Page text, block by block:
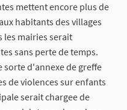
mettent encore plus de
habitants des villages
les mairies serait
sans perte de temps.
sorte d'annexe de greffe
de violences sur enfants
serait chargee de